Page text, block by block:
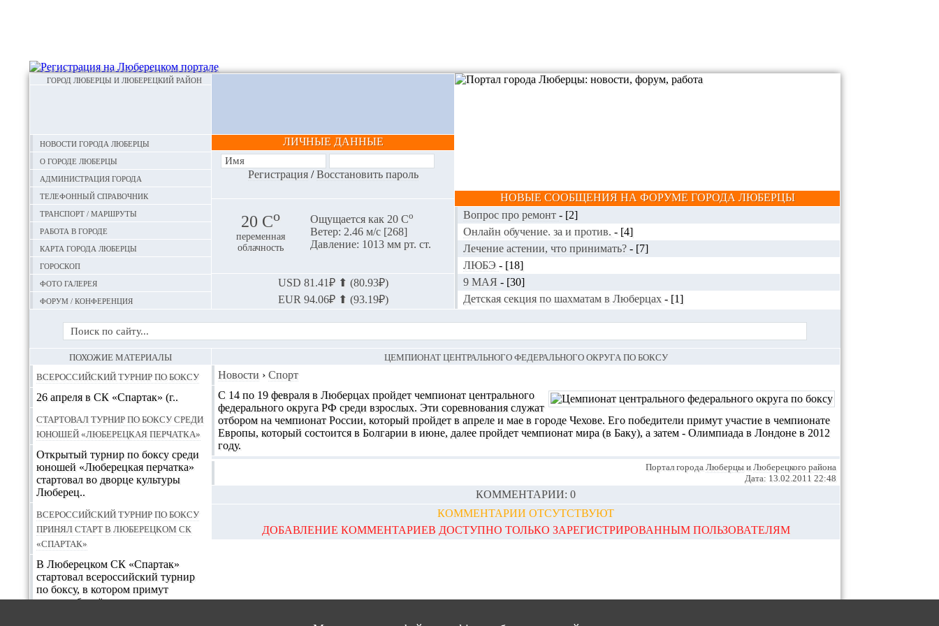
ГОРОД ЛЮБЕРЦЫ И ЛЮБЕРЕЦКИЙ РАЙОН
Новости города Люберцы
О городе Люберцы
Администрация города
Телефонный справочник
Транспорт / маршруты
Работа в городе
Карта города Люберцы
Гороскоп
Фото галерея
Форум / конференция
ЛИЧНЫЕ ДАННЫЕ
Регистрация/Восстановить пароль
20 Сo
переменная
облачность
Ощущается как 20 Сo
Ветер: 2.46 м/с [268]
Давление: 1013 мм рт. ст.
USD 81.41₽ ⬆ (80.93₽)
EUR 94.06₽ ⬆ (93.19₽)
НОВЫЕ СООБЩЕНИЯ НА ФОРУМЕ ГОРОДА ЛЮБЕРЦЫ
Вопрос про ремонт - [2]
Онлайн обучение. за и против. - [4]
Лечение астении, что принимать? - [7]
ЛЮБЭ - [18]
9 МАЯ - [30]
Детская секция по шахматам в Люберцах - [1]
ЦЕМПИОНАТ ЦЕНТРАЛЬНОГО ФЕДЕРАЛЬНОГО ОКРУГА ПО БОКСУ
Новости › Спорт
С 14 по 19 февраля в Люберцах пройдет чемпионат центрального
федерального округа РФ среди взрослых. Эти соревнования служат
отбором на чемпионат России, который пройдет в апреле и мае в городе Чехове. Его победители примут участие в чемпионате
Европы, который состоится в Болгарии в июне, далее пройдет чемпионат мира (в Баку), а затем - Олимпиада в Лондоне в 2012
году.
Портал города Люберцы и Люберецкого района
Дата: 13.02.2011 22:48
КОММЕНТАРИИ: 0
КОММЕНТАРИИ ОТСУТСТВУЮТ
ДОБАВЛЕНИЕ КОММЕНТАРИЕВ ДОСТУПНО ТОЛЬКО ЗАРЕГИСТРИРОВАННЫМ ПОЛЬЗОВАТЕЛЯМ
ПОХОЖИЕ МАТЕРИАЛЫ
Всероссийский турнир по боксу
26 апреля в СК «Спартак» (г..
Стартовал турнир по боксу среди
юношей «Люберецкая перчатка»
Открытый турнир по боксу среди
юношей «Люберецкая перчатка»
стартовал во дворце культуры
Люберец..
Всероссийский турнир по боксу
принял старт в Люберецком СК
«Спартак»
В Люберецком СК «Спартак»
стартовал всероссийский турнир
по боксу, в котором примут
участие боксёры из разных